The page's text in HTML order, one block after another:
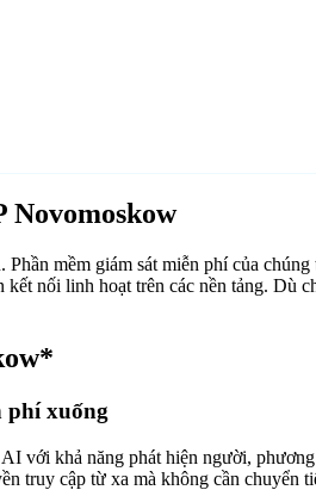
mềm giám sát miễn phí của
nối linh hoạt trên các nền tảng. Dù
phí xuống
với khả năng phát hiện người,
truy cập từ xa mà không cần